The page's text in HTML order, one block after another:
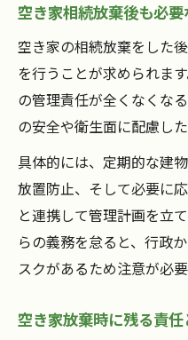
空き家相続放棄後も必
空き家の相続放棄をした
を行うことが求められま
の管理責任が全くなくな
の安全や衛生面に配慮し
具体的には、定期的な建
放置防止、そして必要に
と連携して管理計画を立
らの義務を怠ると、行政
スクがあるため注意が必要
空き家放棄時に残る責